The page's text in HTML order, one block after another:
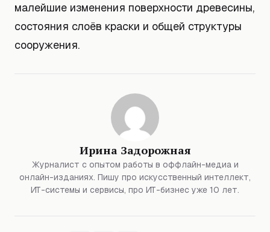
малейшие изменения поверхности древесины,
состояния слоёв краски и общей структуры
сооружения.
Ирина Задорожная
Журналист с опытом работы в оффлайн-медиа и
онлайн-изданиях. Пишу про искусственный интеллект,
ИТ-системы и сервисы, про ИТ-бизнес уже 10 лет.